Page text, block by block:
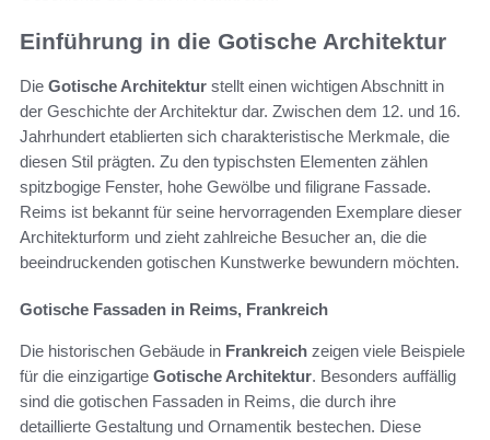
Einführung in die Gotische Architektur
Die Gotische Architektur stellt einen wichtigen Abschnitt in
der Geschichte der Architektur dar. Zwischen dem 12. und 16.
Jahrhundert etablierten sich charakteristische Merkmale, die
diesen Stil prägten. Zu den typischsten Elementen zählen
spitzbogige Fenster, hohe Gewölbe und filigrane Fassade.
Reims ist bekannt für seine hervorragenden Exemplare dieser
Architekturform und zieht zahlreiche Besucher an, die die
beeindruckenden gotischen Kunstwerke bewundern möchten.
Gotische Fassaden in Reims, Frankreich
Die historischen Gebäude in Frankreich zeigen viele Beispiele
für die einzigartige Gotische Architektur. Besonders auffällig
sind die gotischen Fassaden in Reims, die durch ihre
detaillierte Gestaltung und Ornamentik bestechen. Diese